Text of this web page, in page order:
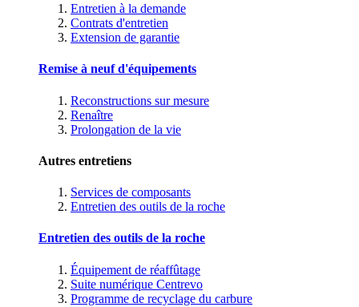
Entretien à la demande
Contrats d'entretien
Extension de garantie
Remise à neuf d'équipements
Reconstructions sur mesure
Renaître
Prolongation de la vie
Autres entretiens
Services de composants
Entretien des outils de la roche
Entretien des outils de la roche
Équipement de réaffûtage
Suite numérique Centrevo
Programme de recyclage du carbure